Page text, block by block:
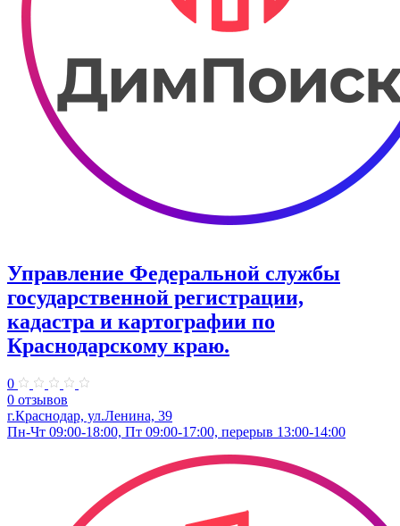
Управление Федеральной службы
государственной регистрации,
кадастра и картографии по
Краснодарскому краю.
0
0 отзывов
г.Краснодар, ул.​Ленина, 39
Пн-Чт 09:00-18:00, Пт 09:00-17:00, перерыв 13:00-14:00